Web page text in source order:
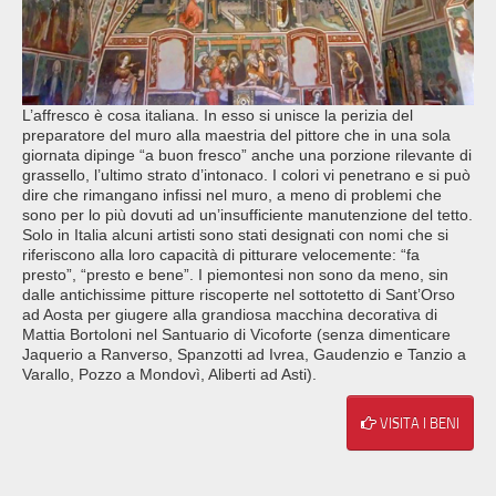
L’affresco è cosa italiana. In esso si unisce la perizia del
preparatore del muro alla maestria del pittore che in una sola
giornata dipinge “a buon fresco” anche una porzione rilevante di
grassello, l’ultimo strato d’intonaco. I colori vi penetrano e si può
dire che rimangano infissi nel muro, a meno di problemi che
sono per lo più dovuti ad un’insufficiente manutenzione del tetto.
Solo in Italia alcuni artisti sono stati designati con nomi che si
riferiscono alla loro capacità di pitturare velocemente: “fa
presto”, “presto e bene”. I piemontesi non sono da meno, sin
dalle antichissime pitture riscoperte nel sottotetto di Sant’Orso
ad Aosta per giugere alla grandiosa macchina decorativa di
Mattia Bortoloni nel Santuario di Vicoforte (senza dimenticare
Jaquerio a Ranverso, Spanzotti ad Ivrea, Gaudenzio e Tanzio a
Varallo, Pozzo a Mondovì, Aliberti ad Asti).
VISITA I BENI